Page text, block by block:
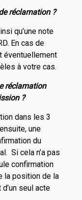
réclamation ?
qu’une note
En cas de
éventuellement
à votre cas.
réclamation
?
dans les 3
une
du
Si cela n’a pas
confirmation
la position de la
seul acte